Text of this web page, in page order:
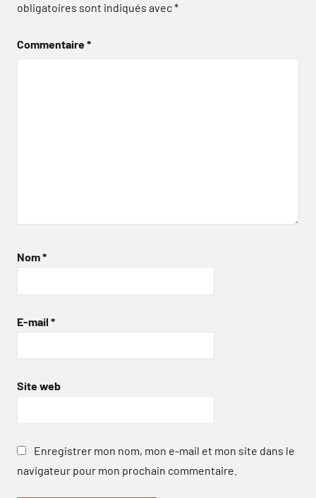
obligatoires sont indiqués avec*
Commentaire*
Nom*
E-mail *
Site web
Enregistrer mon nom, mon e-mail et mon site dans le
navigateur pour mon prochain commentaire.